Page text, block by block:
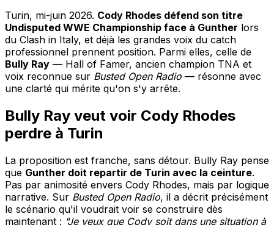
Turin, mi-juin 2026. Cody Rhodes défend son titre
Undisputed WWE Championship face à Gunther lors
du Clash in Italy, et déjà les grandes voix du catch
professionnel prennent position. Parmi elles, celle de
Bully Ray — Hall of Famer, ancien champion TNA et
voix reconnue sur Busted Open Radio — résonne avec
une clarté qui mérite qu'on s'y arrête.
Bully Ray veut voir Cody Rhodes
perdre à Turin
La proposition est franche, sans détour. Bully Ray pense
que Gunther doit repartir de Turin avec la ceinture.
Pas par animosité envers Cody Rhodes, mais par logique
narrative. Sur Busted Open Radio, il a décrit précisément
le scénario qu'il voudrait voir se construire dès
maintenant : "Je veux que Cody soit dans une situation à